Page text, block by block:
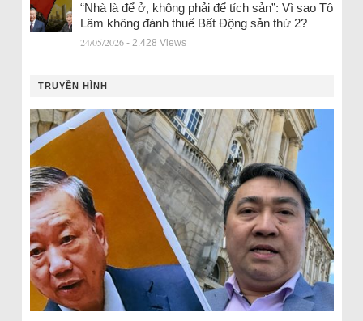
“Nhà là để ở, không phải để tích sản”: Vì sao Tô
Lâm không đánh thuế Bất Động sản thứ 2?
24/05/2026 - 2.428 Views
TRUYỀN HÌNH